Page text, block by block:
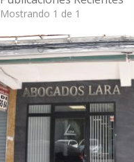
Mostrando 1 de 1